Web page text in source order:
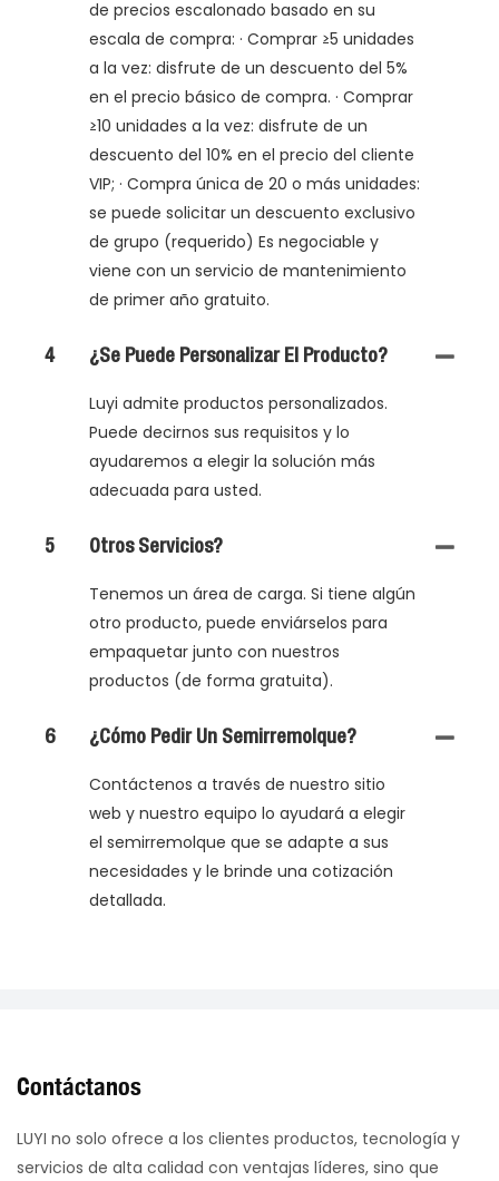
de precios escalonado basado en su
escala de compra: · Comprar ≥5 unidades
a la vez: disfrute de un descuento del 5%
en el precio básico de compra. · Comprar
≥10 unidades a la vez: disfrute de un
descuento del 10% en el precio del cliente
VIP; · Compra única de 20 o más unidades:
se puede solicitar un descuento exclusivo
de grupo (requerido) Es negociable y
viene con un servicio de mantenimiento
de primer año gratuito.
4 ¿Se Puede Personalizar El Producto?
Luyi admite productos personalizados.
Puede decirnos sus requisitos y lo
ayudaremos a elegir la solución más
adecuada para usted.
5 Otros Servicios?
Tenemos un área de carga. Si tiene algún
otro producto, puede enviárselos para
empaquetar junto con nuestros
productos (de forma gratuita).
6 ¿Cómo Pedir Un Semirremolque?
Contáctenos a través de nuestro sitio
web y nuestro equipo lo ayudará a elegir
el semirremolque que se adapte a sus
necesidades y le brinde una cotización
detallada.
Contáctanos
LUYI no solo ofrece a los clientes productos, tecnología y
servicios de alta calidad con ventajas líderes, sino que